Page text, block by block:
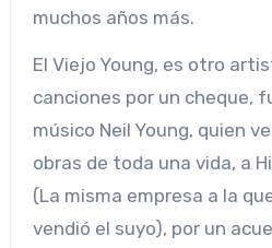
muchos años más.
El Viejo Young, es otro
canciones por un cheque,
músico Neil Young, quien
obras de toda una vida, a
(La misma empresa a la
vendió el suyo), por un